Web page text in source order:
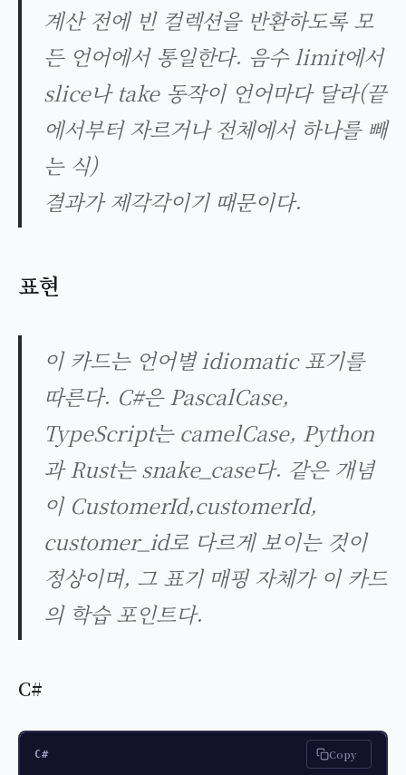
계산 전에 빈 컬렉션을 반환하도록 모
든 언어에서 통일한다. 음수 limit에서
slice나 take 동작이 언어마다 달라(끝
에서부터 자르거나 전체에서 하나를 빼
는 식)
결과가 제각각이기 때문이다.
표현
이 카드는 언어별 idiomatic 표기를
따른다. C#은 PascalCase,
TypeScript는 camelCase, Python
과 Rust는 snake_case다. 같은 개념
이 CustomerId,customerId,
customer_id로 다르게 보이는 것이
정상이며, 그 표기 매핑 자체가 이 카드
의 학습 포인트다.
C#
C# Copy